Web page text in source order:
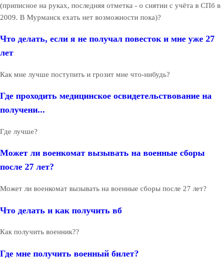
(приписное на руках, последняя отметка - о снятии с учёта в СПб в
2009. В Мурманск ехать нет возможности пока)?
Что делать, если я не получал повесток и мне уже 27
лет
Как мне лучше поступить и грозит мне что-нибудь?
Где проходить медицинское освидетельствование на
получени...
Где лучше?
Может ли военкомат вызывать на военные сборы
после 27 лет?
Может ли военкомат вызывать на военные сборы после 27 лет?
Что делать и как получить вб
Как получить военник??
Где мне получить военный билет?